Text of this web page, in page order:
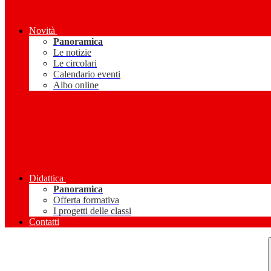
Novità
Panoramica
Le notizie
Le circolari
Calendario eventi
Albo online
Didattica
Panoramica
Offerta formativa
I progetti delle classi
Contatti